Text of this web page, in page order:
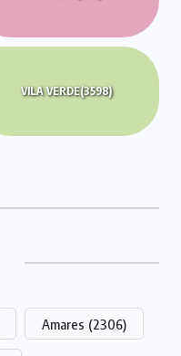
VILA VERDE(3598)
Amares (2306)